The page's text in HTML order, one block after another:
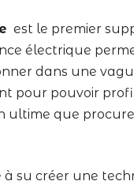
est le premier
électrique
dans une
pour pouvoir
ultime que
à su créer une